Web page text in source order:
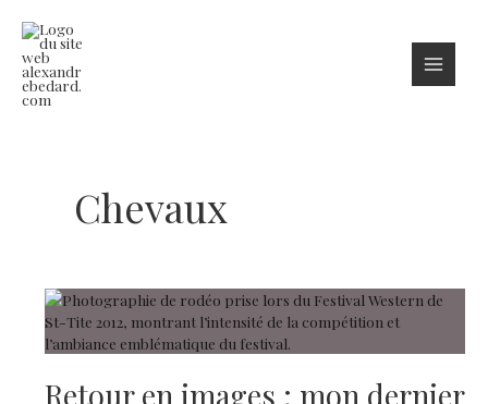
au
contenu
Chevaux
Retour en images : mon dernier